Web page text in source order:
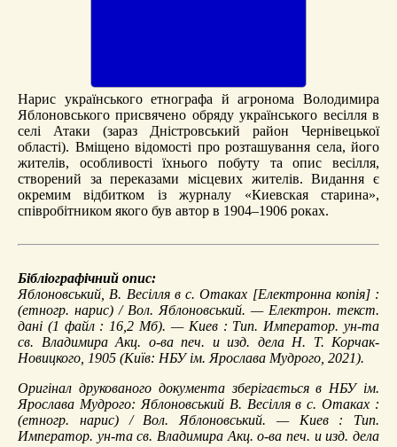
Нарис українського етнографа й агронома Володимира
Яблоновського присвячено обряду українського весілля в
селі Атаки (зараз Дністровський район Чернівецької
області). Вміщено відомості про розташування села, його
жителів, особливості їхнього побуту та опис весілля,
створений за переказами місцевих жителів. Видання є
окремим відбитком із журналу «Киевская старина»,
співробітником якого був автор в 1904–1906 роках.
Бібліографічний опис:
Яблоновський, В. Весілля в с. Отаках [Електронна копія] :
(етногр. нарис) / Вол. Яблоновський. — Електрон. текст.
дані (1 файл : 16,2 Мб). — Киев : Тип. Император. ун-та
св. Владимира Акц. о-ва печ. и изд. дела Н. Т. Корчак-
Новицкого, 1905 (Київ: НБУ ім. Ярослава Мудрого, 2021).
Оригінал друкованого документа зберігається в НБУ ім.
Ярослава Мудрого: Яблоновський В. Весілля в с. Отаках :
(етногр. нарис) / Вол. Яблоновський. — Киев : Тип.
Император. ун-та св. Владимира Акц. о-ва печ. и изд. дела